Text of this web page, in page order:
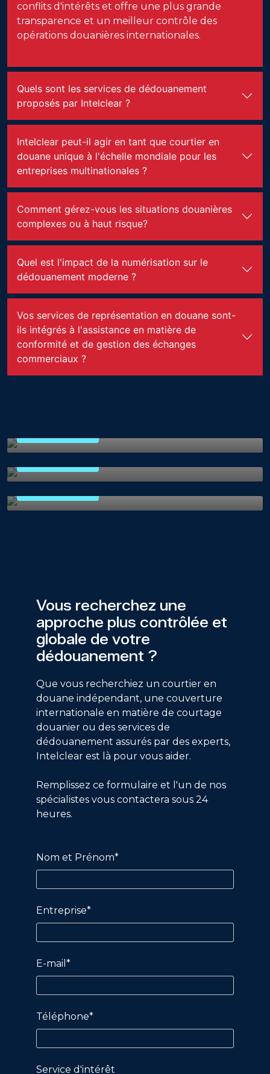
conflits d'intérêts et offre une plus grande
transparence et un meilleur contrôle des
opérations douanières internationales.
Quels sont les services de dédouanement
proposés par Intelclear ?
Intelclear peut-il agir en tant que courtier en
douane unique à l'échelle mondiale pour les
entreprises multinationales ?
Comment gérez-vous les situations douanières
complexes ou à haut risque?
Quel est l'impact de la numérisation sur le
dédouanement moderne ?
Vos services de représentation en douane sont-
ils intégrés à l'assistance en matière de
conformité et de gestion des échanges
commerciaux ?
Vous recherchez une
approche plus contrôlée et
globale de votre
dédouanement ?
Que vous recherchiez un courtier en
douane indépendant, une couverture
internationale en matière de courtage
douanier ou des services de
dédouanement assurés par des experts,
Intelclear est là pour vous aider.
Remplissez ce formulaire et l'un de nos
spécialistes vous contactera sous 24
heures.
Nom et Prénom*
Entreprise*
E-mail*
Téléphone*
Service d'intérêt